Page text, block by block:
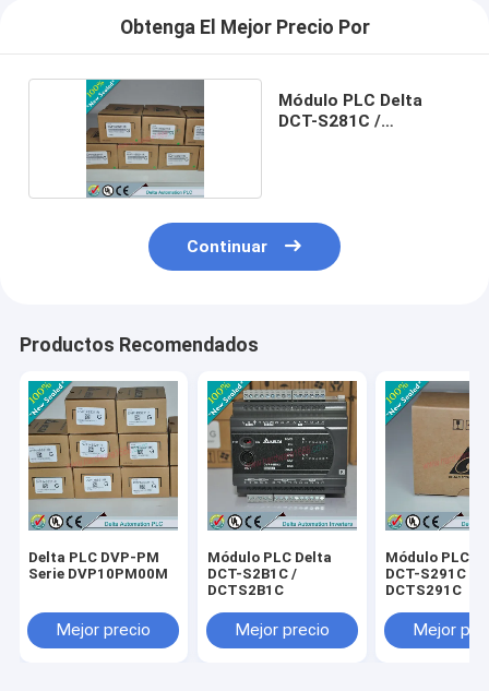
Obtenga El Mejor Precio Por
Módulo PLC Delta
DCT-S281C /
Continuar
Productos Recomendados
Delta PLC DVP-PM
Serie DVP10PM00M
Mejor precio
Módulo PLC Delta
DCT-S2B1C /
DCTS2B1C
Mejor precio
Módulo PLC
DCT-S291C /
DCTS291C
Mejor